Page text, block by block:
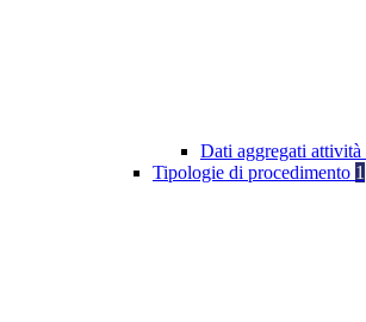
Dati aggregati attività
Tipologie di procedimento 1